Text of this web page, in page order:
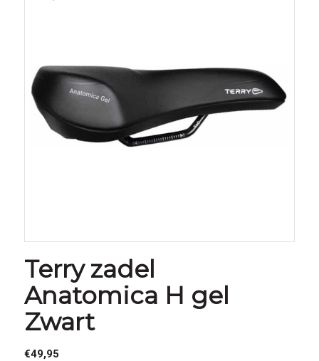
Terry zadel
Anatomica H gel
Zwart
€49,95